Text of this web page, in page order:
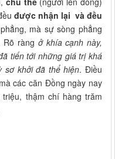
được nhận lại và đều
mà sự sòng phẳng
Rõ ràng ở khía cạnh này,
tiến tới những giá trị khá
sơ khởi đã thể hiện. Điều
các căn Đồng ngày nay
thậm chí hàng trăm